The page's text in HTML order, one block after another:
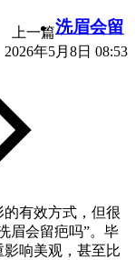
上一篇
2026年5月8日 08:53
洗眉会留
有效方式，但很
眉会留疤吗”。毕
响美观，甚至比